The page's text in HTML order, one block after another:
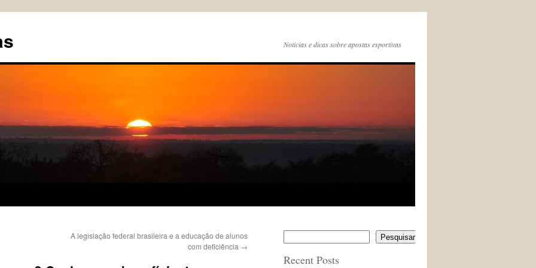
Noticias e dicas sobre apostas esportivas
A legislação federal brasileira e a educação de alunos
com deficiência →
Pesquisar
Recent Posts